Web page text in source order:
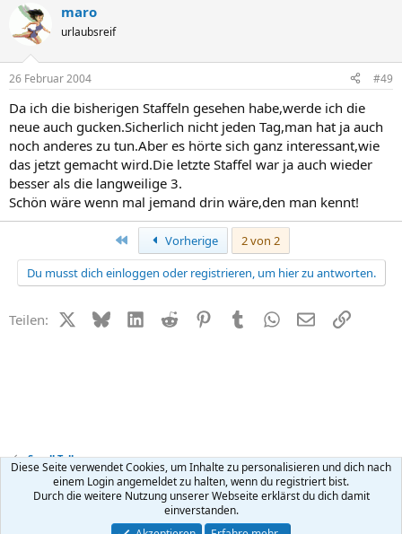
maro
urlaubsreif
26 Februar 2004 #49
Da ich die bisherigen Staffeln gesehen habe,werde ich die
neue auch gucken.Sicherlich nicht jeden Tag,man hat ja auch
noch anderes zu tun.Aber es hörte sich ganz interessant,wie
das jetzt gemacht wird.Die letzte Staffel war ja auch wieder
besser als die langweilige 3.
Schön wäre wenn mal jemand drin wäre,den man kennt!
Erste Vorherige
2 von 2
Du musst dich einloggen oder registrieren, um hier zu antworten.
Teilen: X (Twitter)
BlueskyLinkedIn
Reddit PinterestTumblr WhatsApp
E-MailLink
Small Talk
Kontakt Nutzungsbedingungen Datenschutz Hilfe
R
Community platform by XenForo ® © 2010-2026 XenForo Ltd.
Diese Seite verwendet Cookies, um Inhalte zu personalisieren und dich nach
einem Login angemeldet zu halten, wenn du registriert bist.
Durch die weitere Nutzung unserer Webseite erklärst du dich damit
einverstanden.